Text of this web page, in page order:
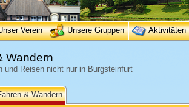
Verein Unsere Gruppen Aktivitäten
Wandern
und Reisen nicht nur in Burgsteinfurt
& Wandern